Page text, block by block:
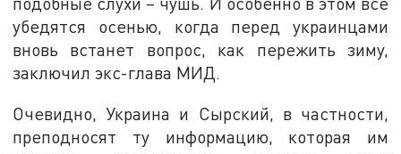
убедятся осенью, когда перед украинцами
вновь встанет вопрос, как пережить зиму,
заключил экс-глава МИД.
Очевидно, Украина и Сырский, в частности,
преподносят ту информацию, которая им